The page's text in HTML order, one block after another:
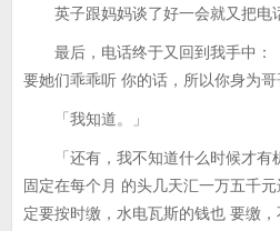
英子跟妈妈谈了好一会就又把电话
最后，电话终于又回到我手中：
要她们乖乖听 你的话，所以你身为哥
「我知道。」
「还有，我不知道什么时候才有
固定在每个月 的头几天汇一万五千
定要按时缴，水电瓦斯的钱也 要缴